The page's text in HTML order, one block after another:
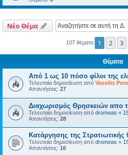
Νέο Θέμα
107 θέματα 1 2 3
Θέματα
Από 1 ως 10 πόσο φίλοι της
Τελευταία δημοσίευση από Vassilis
Απαντήσεις: 27
Διαχωρισμός Θρησκειών απο
Τελευταία δημοσίευση από dromeas «
Απαντήσεις: 28
Κατάργησης της
Τελευταία δημοσίευση από dromeas «
Απαντήσεις: 16